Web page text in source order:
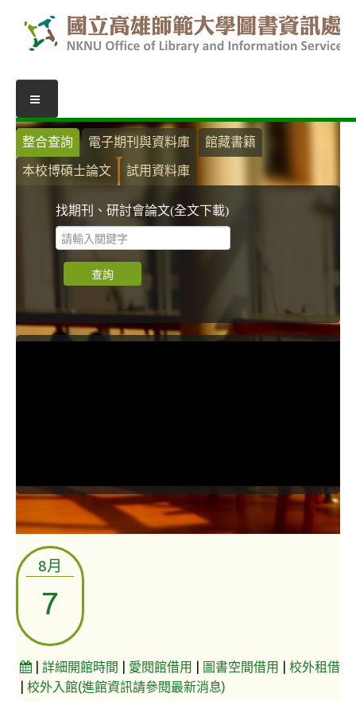
圖書服務
我的圖書館
借閱紀錄
圖書推薦
館際合作
活動報名
網路資訊安全
無線WiFi位置圖
校園郵件信箱
校園軟體
校園授權軟體
整合查詢 電子期刊與資料庫 館藏書籍
本校博碩士論文 試用資料庫
找期刊、研討會論文(全文下載)
8月
7
詳細開館時間 愛閱館借用 圖書空間借用
校外租借
校外入館(進館資訊請參閱最新消息)